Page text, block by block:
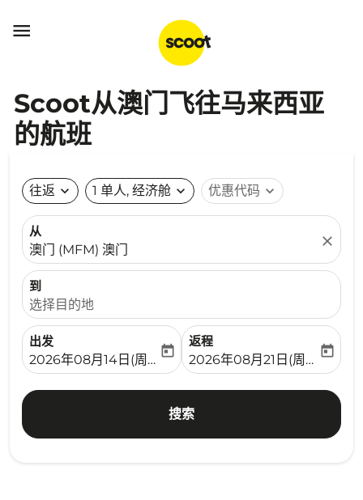

Scoot从澳门飞往马来西亚
的航班
往返 expand_more 1 单人, 经济舱 expand_more 优惠代码 expand_more
从
澳门 (MFM) 澳门
close
到
选择目的地
出发
fc-booking-departure-date-aria-label
2026年08月14日(周五)
today
返程
fc-booking-return-date-
2026年08月21日(周五)
today
搜索